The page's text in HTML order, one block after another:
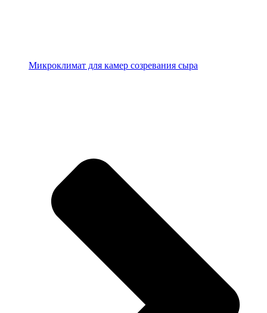
Микроклимат для камер созревания сыра